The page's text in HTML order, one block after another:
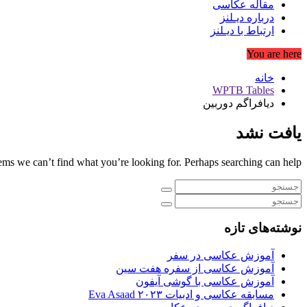
مقاله عکاسی
درباره دیـلنز
ارتباط با دیـلنز
You are here
خانه
WPTB Tables
دیافراگم دوربین
یافت نشد
we can’t find what you’re looking for. Perhaps searching can help.
نوشته‌های تازه
آموزش عکاسی در سفر
آموزش عکاسی از سفره هفت سین
آموزش عکاسی با گوشی آیفون
مسابقه عکاسی و ادبیات Eva Asaad ۲۰۲۳